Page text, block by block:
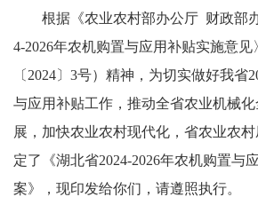
根据《农业农村部办公厅 财政部
4-2026年农机购置与应用补贴实施意
〔2024〕3号）精神，为切实做好我省
与应用补贴工作，推动全省农业机械
展，加快农业农村现代化，省农业农
定了《湖北省2024-2026年农机购置与
案》，现印发给你们，请遵照执行。